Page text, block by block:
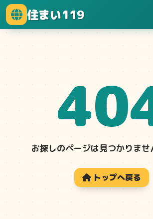
住まい119
お探しのページは見つかりませ
トップへ戻る